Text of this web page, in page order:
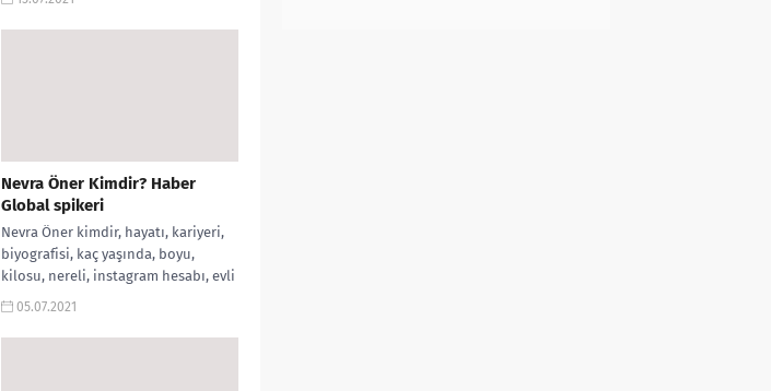
Nevra Öner Kimdir? Haber
Global spikeri
Nevra Öner kimdir, hayatı, kariyeri,
biyografisi, kaç yaşında, boyu,
kilosu, nereli, instagram hesabı, evli
mi?, Haber Global Spikeri, twitter
05.07.2021